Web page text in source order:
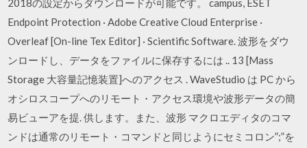
Endpoint Protection · Adobe Creative Cloud Enterprise ·
Overleaf [On-line Tex Editor] · Scientific Software. 波形をダウ
ンロードし、データをファイルに保存するには .. 13 [Mass
Storage 大容量記憶装置]へのアクセス . WaveStudio は PC から
オシロスコープへのリモート・アクセス環境や波形データの簡
易ビューアを提. 供します。また、波形 マクロエディタのコマ
ンドは通常のリモート・コマンドと同じようにセミコロン”;”を